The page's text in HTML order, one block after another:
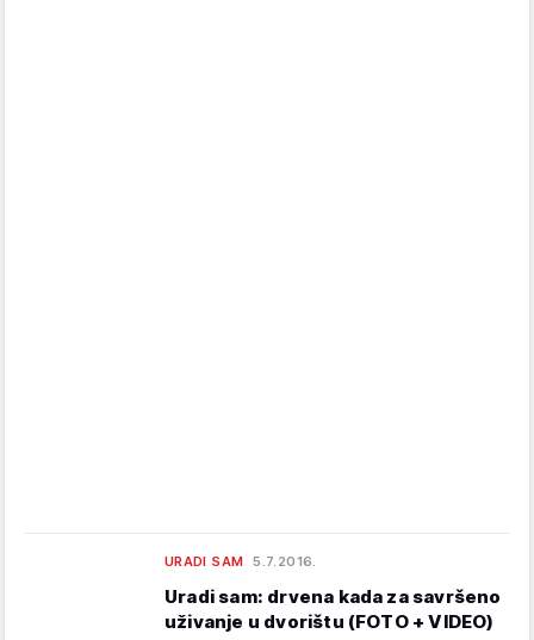
URADI SAM 5.7.2016.
Uradi sam: drvena kada za savršeno
uživanje u dvorištu (FOTO + VIDEO)